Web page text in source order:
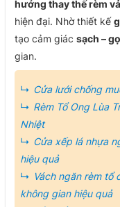
hướng thay thế rèm
hiện đại. Nhờ thiết kế
tạo cảm giác sạch –
gian.
Cửa lưới chống
Rèm Tổ Ong Lùa
Nhiệt
Cửa xếp lá nhựa
hiệu quả
Vách ngăn rèm tổ
không gian hiệu quả